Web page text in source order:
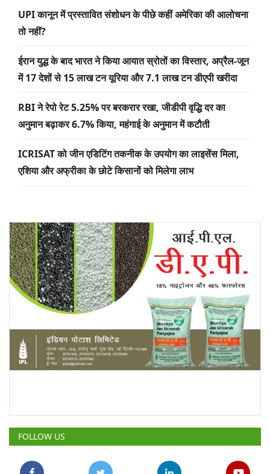
UPI कानून में प्रस्तावित संशोधन के पीछे कहीं अमेरिका की आलोचना
तो नहीं?
ईरान युद्ध के बाद भारत ने किया आयात स्रोतों का विस्तार, अप्रैल-जून
में 17 देशों से 15 लाख टन यूरिया और 7.1 लाख टन डीएपी खरीदा
RBI ने रेपो रेट 5.25% पर बरकरार रखा, जीडीपी वृद्धि दर का
अनुमान बढ़ाकर 6.7% किया, महंगाई के अनुमान में कटौती
ICRISAT को जीन एडिटिंग तकनीक के उपयोग का लाइसेंस मिला,
एशिया और अफ्रीका के छोटे किसानों को मिलेगा लाभ
POPULAR POSTS